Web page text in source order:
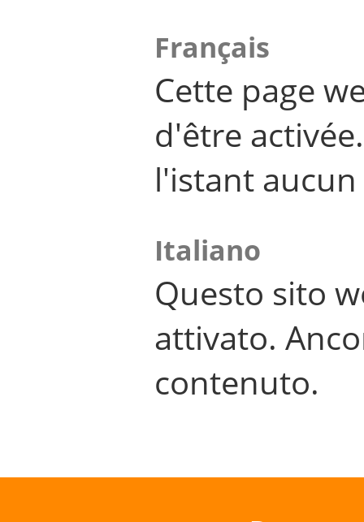
Français
Cette page
d'être
l'istant
Italiano
Questo sito
attivato.
contenuto.